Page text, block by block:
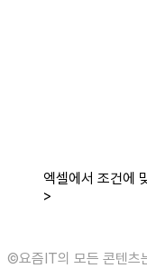
엑셀에서 조건에
>
©️요즘IT의 모든 콘텐츠